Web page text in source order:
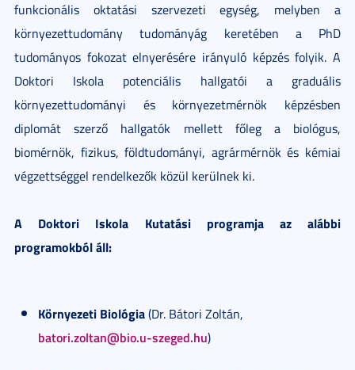
funkcionális oktatási szervezeti egység, melyben a
környezettudomány tudományág keretében a PhD
tudományos fokozat elnyerésére irányuló képzés folyik. A
Doktori Iskola potenciális hallgatói a graduális
környezettudományi és környezetmérnök képzésben
diplomát szerző hallgatók mellett főleg a biológus,
biomérnök, fizikus, földtudományi, agrármérnök és kémiai
végzettséggel rendelkezők közül kerülnek ki.
A Doktori Iskola Kutatási programja az alábbi
programokból áll:
Környezeti Biológia(Dr. Bátori Zoltán,
batori.zoltan@bio.u-szeged.hu)